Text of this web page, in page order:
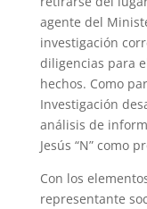
agente del
investigación
diligencias para
hechos. Como
Investigación
análisis de
Jesús “N” como
Con los
representante